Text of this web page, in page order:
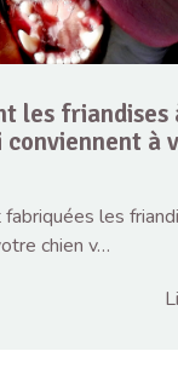
les friandises
conviennent à
les
chien v…